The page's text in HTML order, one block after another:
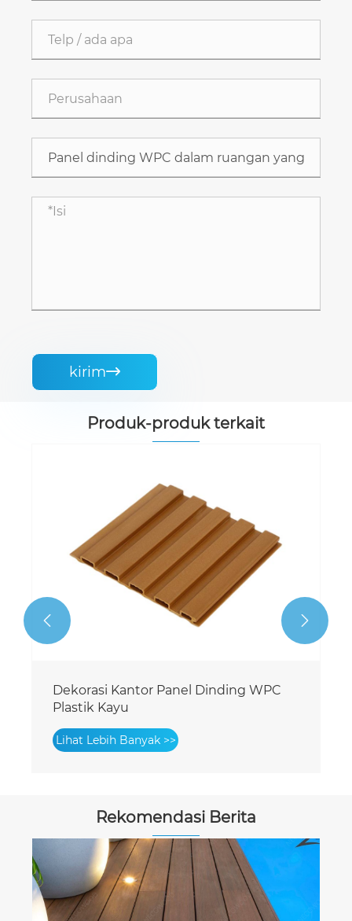
kirim
Produk-produk terkait
Desain Laminated PVC Panel Dinding
Bergalur
Lihat Lebih Banyak >>
 
Rekomendasi Berita